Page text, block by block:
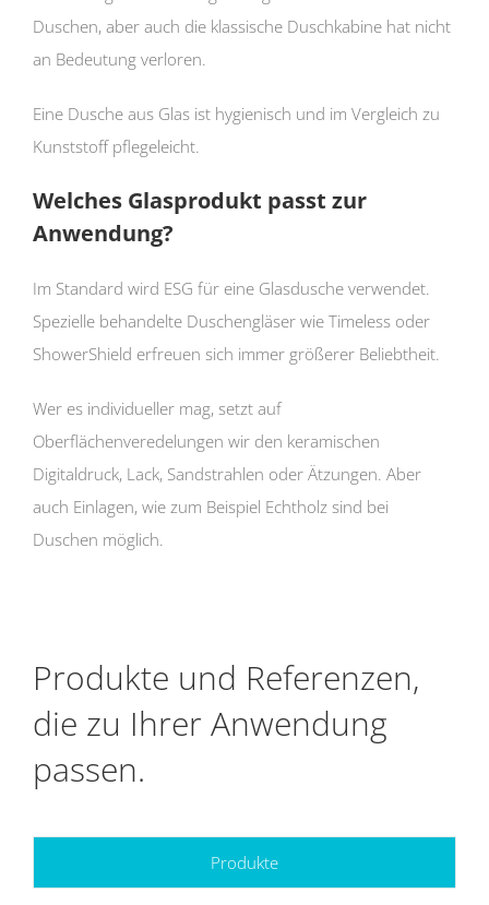
Duschen, aber auch die klassische Duschkabine hat nicht
an Bedeutung verloren.
Eine Dusche aus Glas ist hygienisch und im Vergleich zu
Kunststoff pflegeleicht.
Welches Glasprodukt passt zur
Anwendung?
Im Standard wird ESG für eine Glasdusche verwendet.
Spezielle behandelte Duschengläser wie Timeless oder
ShowerShield erfreuen sich immer größerer Beliebtheit.
Wer es individueller mag, setzt auf
Oberflächenveredelungen wir den keramischen
Digitaldruck, Lack, Sandstrahlen oder Ätzungen. Aber
auch Einlagen, wie zum Beispiel Echtholz sind bei
Duschen möglich.
Produkte und Referenzen,
die zu Ihrer Anwendung
passen.
Produkte